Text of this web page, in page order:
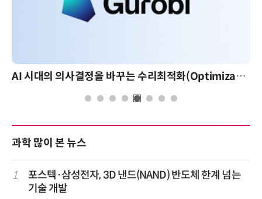
AI 시대의 의사결정을 바꾸는 수리최적화(Optimization): 실제 산업 적용 사례와 활용 전략 AI 핀옵스 실전
과학 많이 본 뉴스
1
포스텍·삼성전자, 3D 낸드(NAND) 반도체 한계 넘는
기술 개발